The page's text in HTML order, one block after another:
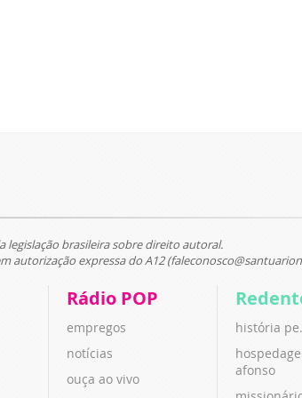
legislação brasileira sobre direito autoral.
expressa do A12
Rádio POP
empregos
notícias
ouça ao vivo
história
afonso